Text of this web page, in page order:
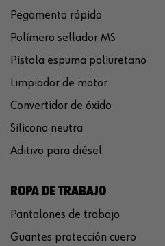
Pegamento rápido
Polímero sellador MS
Pistola espuma poliuretano
Limpiador de motor
Convertidor de óxido
Silicona neutra
Aditivo para diésel
ROPA DE TRABAJO
Pantalones de trabajo
Guantes protección cuero